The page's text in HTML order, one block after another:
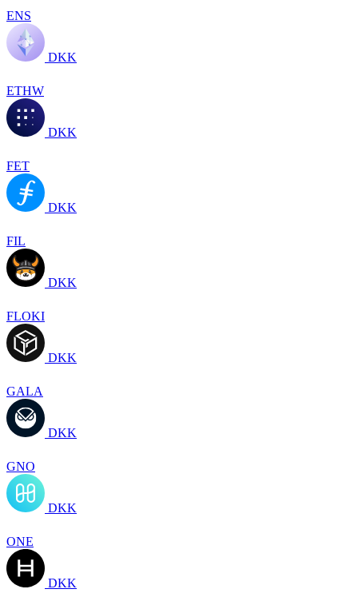
ENS
DKK
ETHW
DKK
FET
DKK
FIL
DKK
FLOKI
DKK
GALA
DKK
GNO
DKK
ONE
DKK